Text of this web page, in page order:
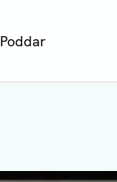
Poddar